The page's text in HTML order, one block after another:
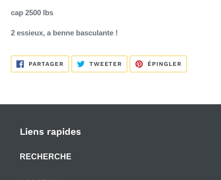
cap 2500 lbs
2 essieux, a benne basculante !
PARTAGERPARTAGER
FACEBOOK
TWEETER TWEETER
TWITTER
ÉPINGLER
PINTEREST
Liens rapides
RECHERCHE